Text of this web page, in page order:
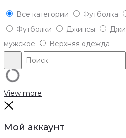
Все категории Футболка
Футболки
Джинсы
мужское
Верхняя одежда
Поиск
View more
Мой аккаунт